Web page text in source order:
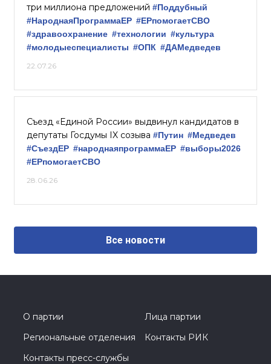
три миллиона предложений #Поддубный
#НароднаяПрограммаЕР #ЕРпомогаетСВО
#здравоохранение #технологии #культура
#молодыеспециалисты #ОПК #ДАМедведев
22.07.26
Съезд «Единой России» выдвинул кандидатов в
депутаты Госдумы IX созыва #Путин #Медведев
#СъездЕР #народнаяпрограммаЕР #выборы2026
#ЕРпомогаетСВО
28.06.26
Все новости
О партии
Лица партии
Региональные отделения
Контакты РИК
Контакты пресс-службы